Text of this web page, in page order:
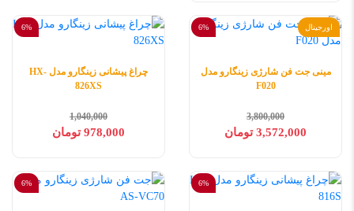
6% اورجینال
مینی جت فن شارژی زینگارو مدل
F020
3,800,000
3,572,000 تومان
6%
چراغ پیشانی زینگارو مدل HX-
826XS
1,040,000
978,000 تومان
6%
6%